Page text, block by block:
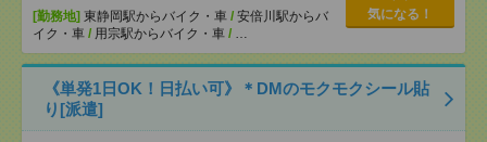
[勤務地] 東静岡駅からバイク・車 / 安倍川駅からバ
イク・車 / 用宗駅からバイク・車 / …
気になる！
《単発1日OK！日払い可》＊DMのモクモクシール貼
り[派遣]